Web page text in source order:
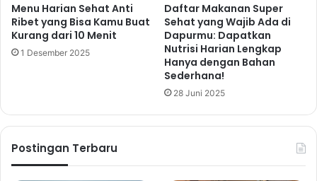
Menu Harian Sehat Anti
Ribet yang Bisa Kamu Buat
Kurang dari 10 Menit
1 Desember 2025
Daftar Makanan Super
Sehat yang Wajib Ada di
Dapurmu: Dapatkan
Nutrisi Harian Lengkap
Hanya dengan Bahan
Sederhana!
28 Juni 2025
Postingan Terbaru